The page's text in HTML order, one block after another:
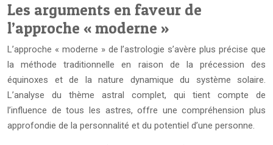
Les arguments en faveur de
l’approche « moderne »
L’approche « moderne » de l’astrologie s’avère plus précise que
la méthode traditionnelle en raison de la précession des
équinoxes et de la nature dynamique du système solaire.
L’analyse du thème astral complet, qui tient compte de
l’influence de tous les astres, offre une compréhension plus
approfondie de la personnalité et du potentiel d’une personne.